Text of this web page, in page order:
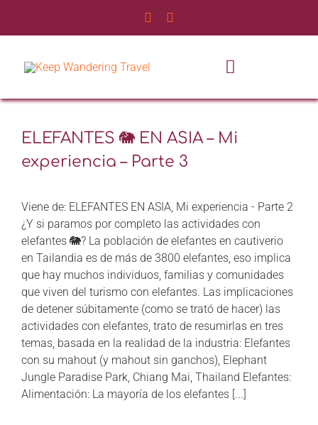
Toggle
EXPERIENCIAS
BLOG DE VIAJES
CONTÁCTANOS
ELEFANTES 🐘 EN ASIA – Mi
experiencia – Parte 3
Viene de: ELEFANTES EN ASIA, Mi experiencia - Parte 2
¿Y si paramos por completo las actividades con
elefantes 🐘? La población de elefantes en cautiverio
en Tailandia es de más de 3800 elefantes, eso implica
que hay muchos individuos, familias y comunidades
que viven del turismo con elefantes. Las implicaciones
de detener súbitamente (como se trató de hacer) las
actividades con elefantes, trato de resumirlas en tres
temas, basada en la realidad de la industria: Elefantes
con su mahout (y mahout sin ganchos), Elephant
Jungle Paradise Park, Chiang Mai, Thailand Elefantes:
Alimentación: La mayoría de los elefantes [...]